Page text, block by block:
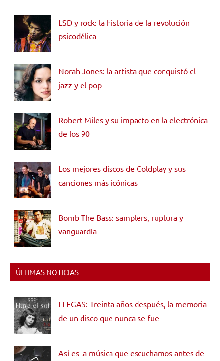
LSD y rock: la historia de la revolución
psicodélica
Norah Jones: la artista que conquistó el
jazz y el pop
Robert Miles y su impacto en la electrónica
de los 90
Los mejores discos de Coldplay y sus
canciones más icónicas
Bomb The Bass: samplers, ruptura y
vanguardia
ÚLTIMAS NOTICIAS
LLEGAS: Treinta años después, la memoria
de un disco que nunca se fue
Así es la música que escuchamos antes de